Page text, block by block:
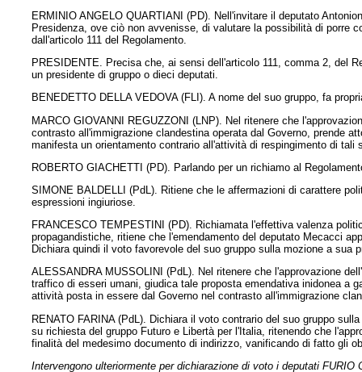
ERMINIO ANGELO QUARTIANI (PD). Nell'invitare il deputato
Presidenza, ove ciò non avvenisse, di valutare la possibilità di porre
dall'articolo 111 del Regolamento.
PRESIDENTE. Precisa che, ai sensi dell'articolo 111, comma 2, del
un presidente di gruppo o dieci deputati.
BENEDETTO DELLA VEDOVA (FLI). A nome del suo gruppo, fa
MARCO GIOVANNI REGUZZONI (LNP). Nel ritenere che
contrasto all'immigrazione clandestina operata dal Governo, prende
manifesta un orientamento contrario all'attività di respingimento di tali
ROBERTO GIACHETTI (PD). Parlando per un richiamo al
SIMONE BALDELLI (PdL). Ritiene che le affermazioni di carattere
espressioni ingiuriose.
FRANCESCO TEMPESTINI (PD). Richiamata l'effettiva valenza
propagandistiche, ritiene che l'emendamento del deputato Mecacci
Dichiara quindi il voto favorevole del suo gruppo sulla mozione a sua
ALESSANDRA MUSSOLINI (PdL). Nel ritenere che l'approvazione
traffico di esseri umani, giudica tale proposta emendativa inidonea a
attività posta in essere dal Governo nel contrasto all'immigrazione
RENATO FARINA (PdL). Dichiara il voto contrario del suo gruppo
su richiesta del gruppo Futuro e Libertà per l'Italia, ritenendo che
finalità del medesimo documento di indirizzo, vanificando di fatto gli
Intervengono ulteriormente per dichiarazione di voto i deputati